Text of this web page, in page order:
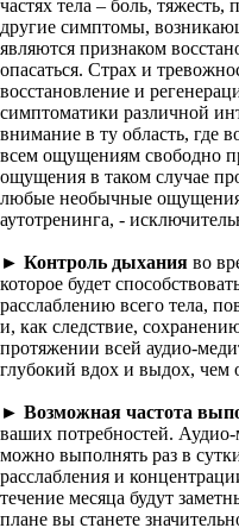
частях тела – боль,
другие симптомы,
являются признаком
опасаться. Страх и
восстановление и
симптоматики различной
внимание в ту область, где
всем ощущениям свободно
ощущения в таком случае
любые необычные
аутотренинга, -
► Контроль дыхания во
которое будет
расслаблению всего тела,
и, как следствие,
протяжении всей аудио-
глубокий вдох и выдох, чем
► Возможная частота
ваших потребностей.
можно выполнять раз в
расслабления и
течение месяца будут
плане вы станете